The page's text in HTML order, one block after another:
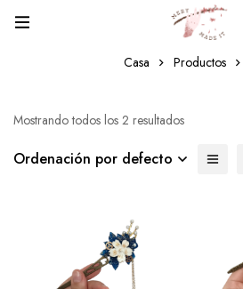
latón
Casa Productos
Mostrando todos los 2 resultados
Ordenación por defecto